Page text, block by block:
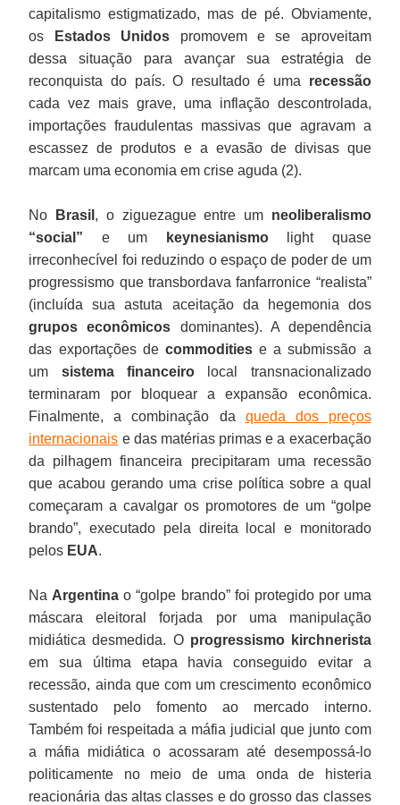
capitalismo estigmatizado, mas de pé. Obviamente,
os
Estados Unidos promovem e se aproveitam
dessa situação para avançar sua estratégia de
reconquista do país. O resultado é uma recessão
cada vez mais grave, uma inflação descontrolada,
importações fraudulentas massivas que agravam a
escassez de produtos e a evasão de divisas que
marcam uma economia em crise aguda (2).
No Brasil , o ziguezague entre um neoliberalismo
“social” e um keynesianismolight quase
irreconhecível foi reduzindo o espaço de poder de um
progressismo que transbordava fanfarronice “realista”
(incluída sua astuta aceitação da hegemonia dos
grupos econômicos dominantes). A dependência
das exportações de commoditiese a submissão a
um sistema financeiro local transnacionalizado
terminaram por bloquear a expansão econômica.
Finalmente, a combinação da queda dos preços
internacionais e das matérias primas e a exacerbação
da pilhagem financeira precipitaram uma recessão
que acabou gerando uma crise política sobre a qual
começaram a cavalgar os promotores de um “golpe
brando”, executado pela direita local e monitorado
pelos EUA.
Na Argentina o “golpe brando” foi protegido por uma
máscara eleitoral forjada por uma manipulação
midiática desmedida. O progressismo kirchnerista
em sua última etapa havia conseguido evitar a
recessão, ainda que com um crescimento econômico
sustentado pelo fomento ao mercado interno.
Também foi respeitada a máfia judicial que junto com
a máfia midiática o acossaram até desempossá-lo
politicamente no meio de uma onda de histeria
reacionária das altas classes e do grosso das classes